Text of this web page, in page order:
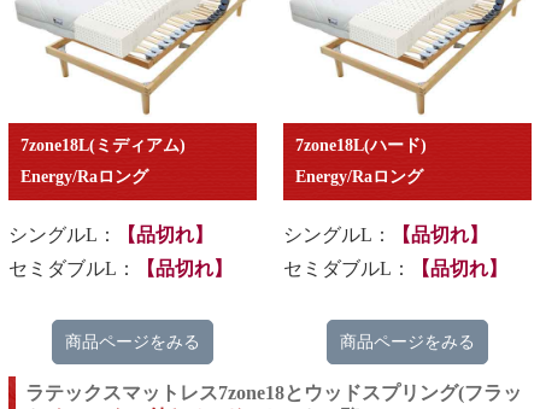
7zone18L(ミディアム)
Energy/Raロング
シングルL：
【品切れ】
セミダブルL：
【品切れ】
商品ページをみる
7zone18L(ハード)
Energy/Raロング
シングルL：
【品切れ】
セミダブルL：
【品切れ】
商品ページをみる
ラテックスマットレス7zone18とウッドスプリング(フラッ